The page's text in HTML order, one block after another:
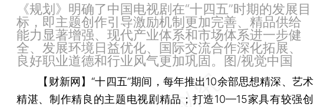
《规划》明确了中国电视剧在“十四五”时期的发展目
标，即主题创作引导激励机制更加完善、精品供给
能力显著增强、现代产业体系和市场体系进一步健
全、发展环境日益优化、国际交流合作深化拓展、
良好职业道德和行业风气更加巩固。图/视觉中国
【财新网】“十四五”期间，每年推出10余部思想精深、艺术
精湛、制作精良的主题电视剧精品；打造10—15家具有较强创